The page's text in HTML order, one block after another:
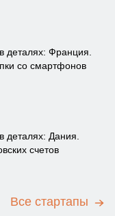
деталях: Франция.
со смартфонов
деталях: Дания.
счетов
Все стартапы